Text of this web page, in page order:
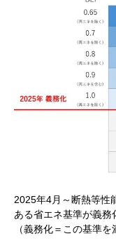
2025年4月～断熱等性
ある省エネ基準が義務
（義務化＝この基準